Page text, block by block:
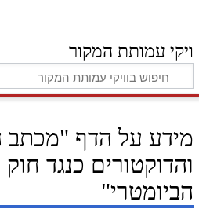
ויקי עמותת המקור
מידע על הדף "מכתב
והדוקטורים כנגד
הביומטרי"